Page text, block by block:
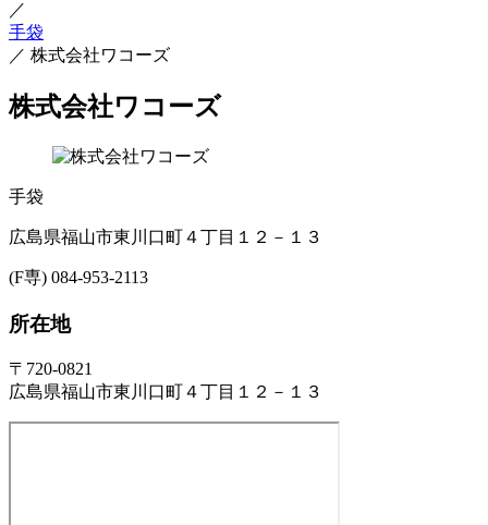
／
手袋
／ 株式会社ワコーズ
株式会社ワコーズ
手袋
広島県福山市東川口町４丁目１２－１３
(F専) 084-953-2113
所在地
〒720-0821
広島県福山市東川口町４丁目１２－１３